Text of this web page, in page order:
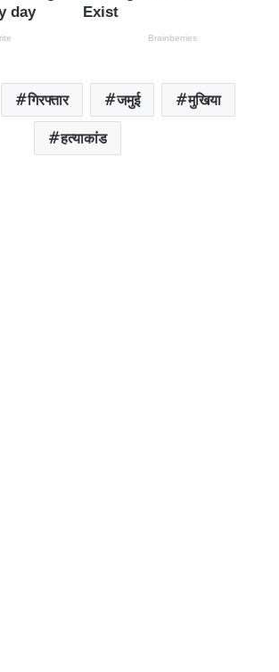
गिरफ्तार जमुई मुखिया
हत्याकांड